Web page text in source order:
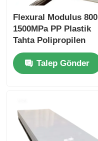
Flexural Modulus 800
1500MPa PP Plastik
Tahta Polipropilen
Yaprak Asitlere
Dirençli Malzeme Sert
Kimyasal
Talep Gönder